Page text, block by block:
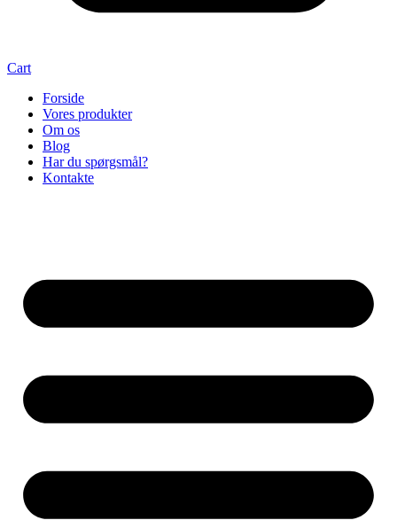
Cart
Forside
Vores produkter
Om os
Blog
Har du spørgsmål?
Kontakte